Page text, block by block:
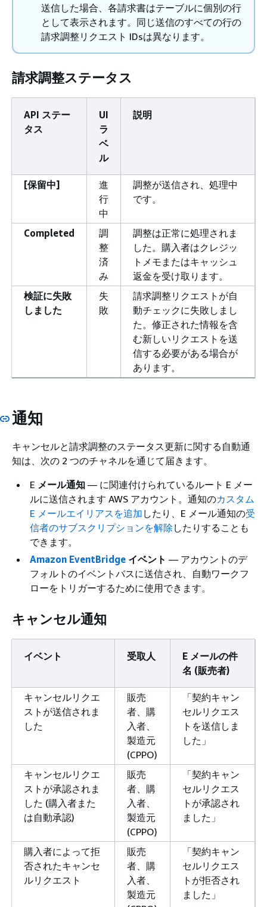
送信した場合、各請求書はテーブルに個別の行
として表示されます。同じ送信のすべての行の
請求調整リクエスト IDsは異なります。
請求調整ステータス
API ステー
タス
UI
ラ
ベ
ル
説明
[保留中]
進
行
中
調整が送信され、処理中
です。
Completed
調
整
済
み
調整は正常に処理されま
した。購入者はクレジッ
トメモまたはキャッシュ
返金を受け取ります。
検証に失敗
しました
失
敗
請求調整リクエストが自
動チェックに失敗しまし
た。修正された情報を含
む新しいリクエストを送
信する必要がある場合が
あります。
通知
キャンセルと請求調整のステータス更新に関する自動通
知は、次の 2 つのチャネルを通じて届きます。
E メール通知 — に関連付けられているルート E メー
ルに送信されます AWS アカウント。通知のカスタム
E メールエイリアスを追加 したり、E メール通知の受
信者のサブスクリプションを解除 したりすることも
できます。
Amazon EventBridge イベント — アカウントのデ
フォルトのイベントバスに送信され、自動ワークフ
ローをトリガーするために使用できます。
キャンセル通知
イベント 受取人
E メールの件
名 (販売者)
キャンセルリクエ
ストが送信されま
した
販売
者、購
入者、
製造元
(CPPO)
「契約キャン
セルリクエス
トを送信しま
した」
キャンセルリクエ
ストが承認されま
した (購入者また
は自動承認)
販売
者、購
入者、
製造元
(CPPO)
「契約キャン
セルリクエス
トが承認され
ました」
購入者によって拒
否されたキャンセ
ルリクエスト
販売
者、購
入者、
製造元
「契約キャン
セルリクエス
トが拒否され
ました」